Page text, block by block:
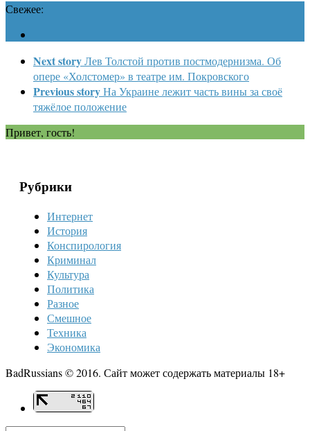
Свежее:
Next storyЛев Толстой против постмодернизма. Об
опере «Холстомер» в театре им. Покровского
Previous storyНа Украине лежит часть вины за своё
тяжёлое положение
Привет, гость!
Рубрики
Интернет
История
Конспирология
Криминал
Культура
Политика
Разное
Смешное
Техника
Экономика
BadRussians © 2016. Сайт может содержать материалы 18+